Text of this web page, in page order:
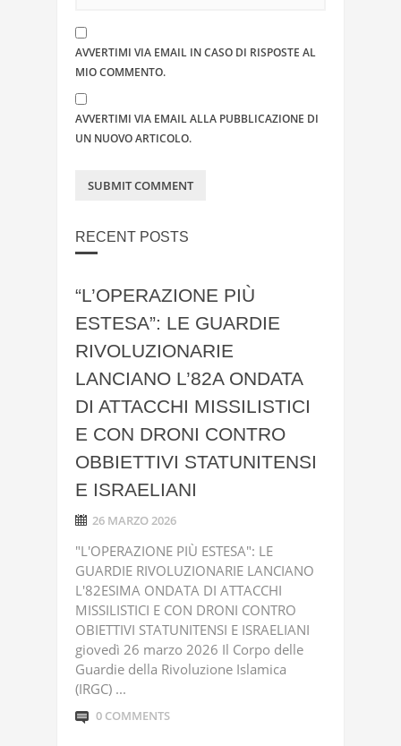
AVVERTIMI VIA EMAIL IN CASO DI RISPOSTE AL
MIO COMMENTO.
AVVERTIMI VIA EMAIL ALLA PUBBLICAZIONE DI
UN NUOVO ARTICOLO.
RECENT POSTS
“L’OPERAZIONE PIÙ
ESTESA”: LE GUARDIE
RIVOLUZIONARIE
LANCIANO L’82A ONDATA
DI ATTACCHI MISSILISTICI
E CON DRONI CONTRO
OBBIETTIVI STATUNITENSI
E ISRAELIANI
26 MARZO 2026
"L'OPERAZIONE PIÙ ESTESA": LE
GUARDIE RIVOLUZIONARIE LANCIANO
L'82ESIMA ONDATA DI ATTACCHI
MISSILISTICI E CON DRONI CONTRO
OBIETTIVI STATUNITENSI E ISRAELIANI
giovedì 26 marzo 2026 Il Corpo delle
Guardie della Rivoluzione Islamica
(IRGC) ...
0 COMMENTS